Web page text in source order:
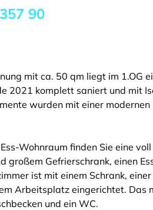
90
mit ca. 50 qm liegt im 1.OG
2021 komplett saniert und mit
wurden mit einer
Wohnraum finden Sie eine
großem Gefrierschrank, einen
ist mit einem Schrank,
Arbeitsplatz eingerichtet. Das
und ein WC.